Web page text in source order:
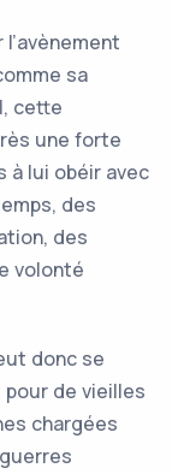
sa
cette
une forte
à lui obéir avec
des
des
volonté
donc se
de vieilles
chargées